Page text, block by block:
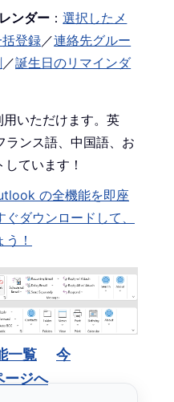
ンダー ：選択したメ
登録／連絡先グルー
／誕生日のリマインダ
いただけます。英
ランス語、中国語、お
ています！
の全機能を即座
ダウンロードして、
！
一覧
今
ージへ